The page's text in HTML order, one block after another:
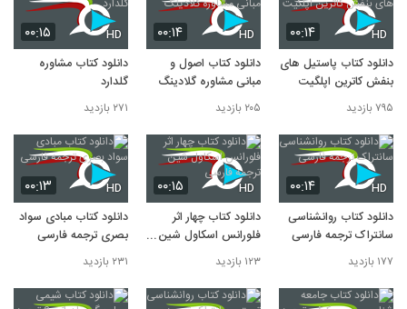
۰۰:۱۴ HD
دانلود کتاب پاستیل های
بنفش کاترین اپلگیت
۷۹۵ بازدید
۰۰:۱۴ HD
دانلود کتاب اصول و
مبانی مشاوره گلادینگ
۲۰۵ بازدید
۰۰:۱۵ HD
دانلود کتاب مشاوره
گلدارد
۲۷۱ بازدید
۰۰:۱۴ HD
دانلود کتاب روانشناسی
سانتراک ترجمه فارسی
۱۷۷ بازدید
۰۰:۱۵ HD
دانلود کتاب چهار اثر
فلورانس اسکاول شین
ترجمه فارسی
۱۲۳ بازدید
۰۰:۱۳ HD
دانلود کتاب مبادی سواد
بصری ترجمه فارسی
۲۳۱ بازدید